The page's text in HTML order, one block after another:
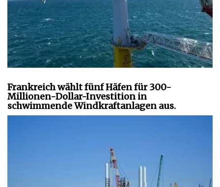
Frankreich wählt fünf Häfen für 300-
Millionen-Dollar-Investition in
schwimmende Windkraftanlagen aus.